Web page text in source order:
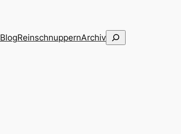
BlogReinschnuppernArchivSuchen